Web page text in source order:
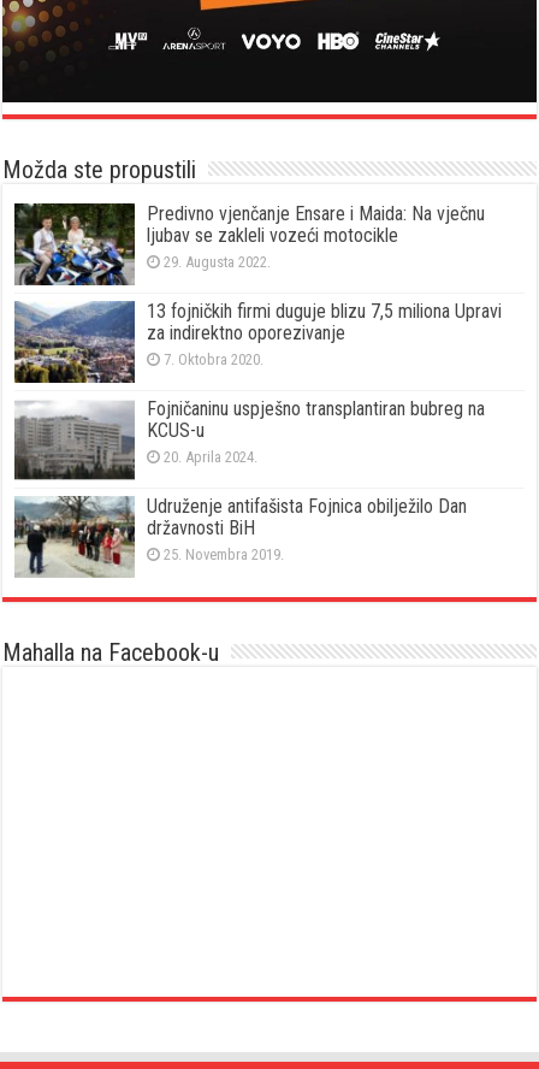
Možda ste propustili
Predivno vjenčanje Ensare i Maida: Na vječnu
ljubav se zakleli vozeći motocikle
29. Augusta 2022.
13 fojničkih firmi duguje blizu 7,5 miliona Upravi
za indirektno oporezivanje
7. Oktobra 2020.
Fojničaninu uspješno transplantiran bubreg na
KCUS-u
20. Aprila 2024.
Udruženje antifašista Fojnica obilježilo Dan
državnosti BiH
25. Novembra 2019.
Mahalla na Facebook-u